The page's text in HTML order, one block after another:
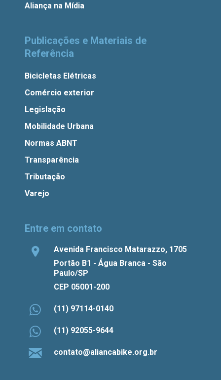
Aliança na Mídia
Publicações e Materiais de
Referência
Bicicletas Elétricas
Comércio exterior
Legislação
Mobilidade Urbana
Normas ABNT
Transparência
Tributação
Varejo
Entre em contato
Avenida Francisco Matarazzo, 1705
Portão B1 - Água Branca - São
Paulo/SP
CEP 05001-200
(11) 97114-0140
(11) 92055-9644
contato@aliancabike.org.br